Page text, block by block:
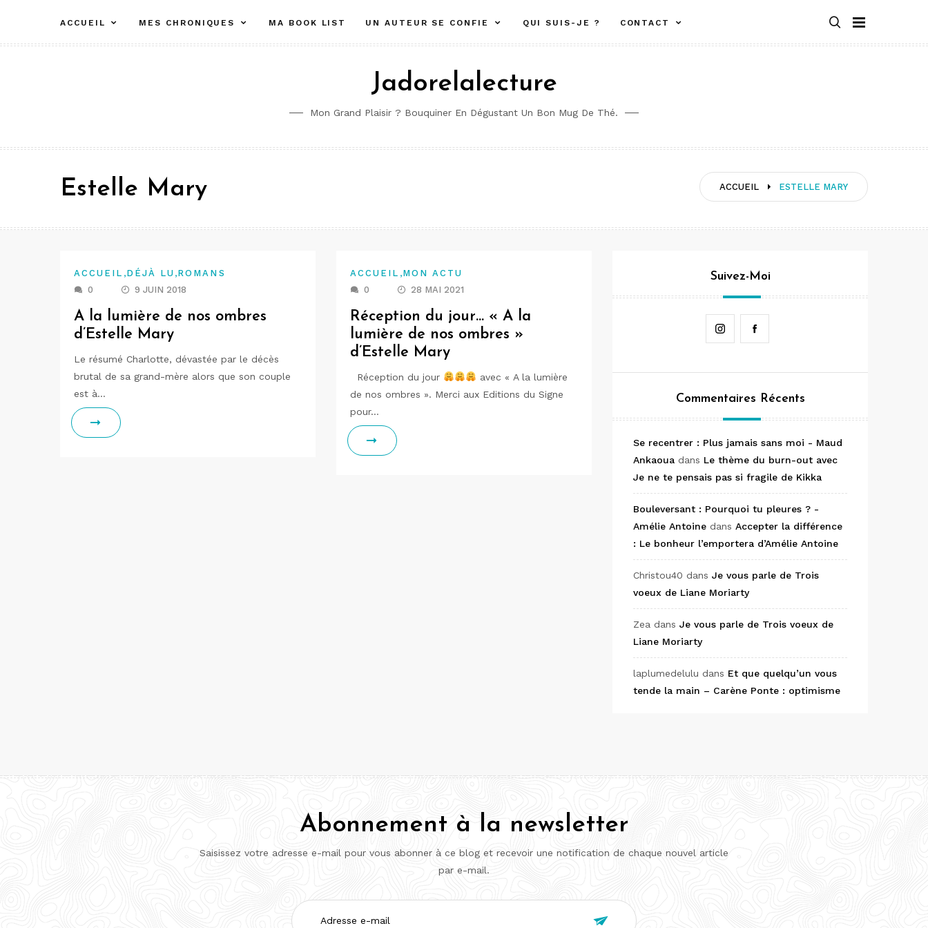
contenu
ACCUEIL MES CHRONIQUES MA BOOK LIST UN AUTEUR SE CONFIE QUI SUIS-JE ? CONTACT
Jadorelalecture
Mon Grand Plaisir ? Bouquiner En Dégustant Un Bon Mug De Thé.
ACCUEIL ESTELLE MARY
Estelle Mary
ACCUEIL ,DÉJÀ LU ,ROMANS
0
9 JUIN 2018
A la lumière de nos ombres
d’Estelle Mary
Le résumé Charlotte, dévastée par le décès
brutal de sa grand-mère alors que son couple
est à…
ACCUEIL ,MON ACTU
0
28 MAI 2021
Réception du jour… « A la
lumière de nos ombres »
d’Estelle Mary
Réception du jour
avec « A la lumière
de nos ombres ». Merci aux Editions du Signe
pour…
Suivez-Moi
Instagram
Commentaires Récents
Se recentrer : Plus jamais sans moi - Maud
Ankaoua dans Le thème du burn-out avec
Je ne te pensais pas si fragile de Kikka
Bouleversant : Pourquoi tu pleures ? -
Amélie Antoine dans Accepter la différence
: Le bonheur l’emportera d’Amélie Antoine
Christou40 dans Je vous parle de Trois
voeux de Liane Moriarty
Zea dans Je vous parle de Trois voeux de
Liane Moriarty
laplumedelulu dans Et que quelqu’un vous
tende la main – Carène Ponte : optimisme
Abonnement à la newsletter
Saisissez votre adresse e-mail pour vous abonner à ce blog et recevoir une notification de chaque nouvel article
par e-mail.
Adresse
e-
